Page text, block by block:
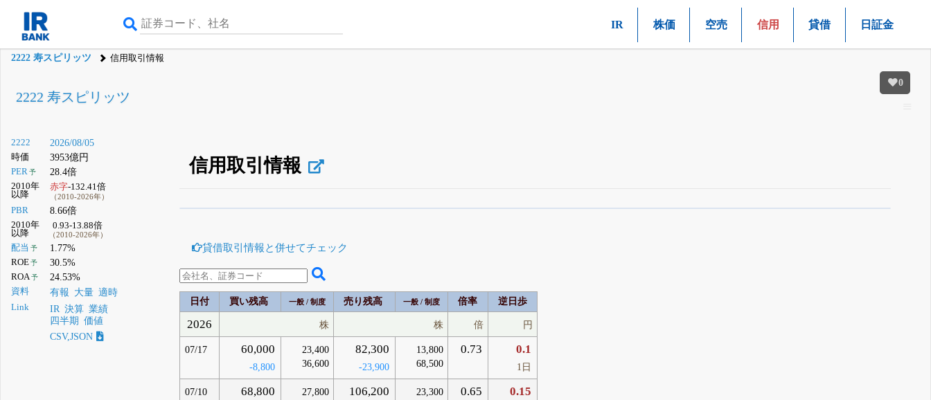
IR 株価 空売 信用 貸借 日証金
2222 寿スピリッツ 信用取引情報
0
2222 寿スピリッツ
2222 2026/08/05
時価 3953億円
PER予 28.4倍
2010年
以降
赤字-132.41倍
（2010-2026年）
PBR 8.66倍
2010年
以降
0.93-13.88倍
（2010-2026年）
配当 予 1.77%
ROE予 30.5%
ROA 予 24.53%
資料 有報 大量 適時
Link IR 決算 業績
四半期 価値
CSV,JSON
信用取引情報
無料でβ版をはじめる
貸借取引情報と併せてチェック
日付 買い残高 一般 / 制度 売り残高 一般 / 制度 倍率 逆日歩
2026 株 株 倍 円
07/17 60,000
-8,800
23,400
36,600
82,300
-23,900
13,800
68,500
0.73 0.1
1日
07/10 68,800
27,800
106,200
23,300
0.65 0.15